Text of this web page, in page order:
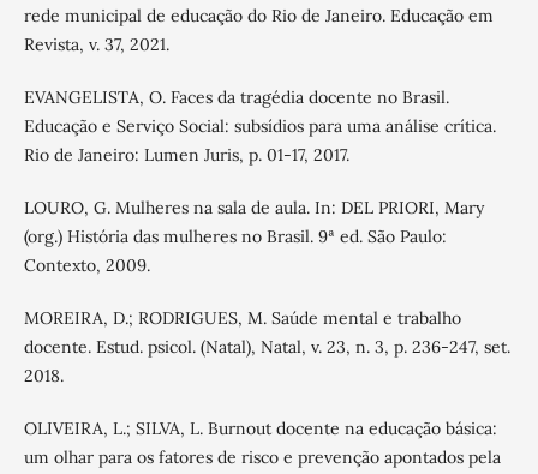
rede municipal de educação do Rio de Janeiro. Educação em
Revista, v. 37, 2021.
EVANGELISTA, O. Faces da tragédia docente no Brasil.
Educação e Serviço Social: subsídios para uma análise crítica.
Rio de Janeiro: Lumen Juris, p. 01-17, 2017.
LOURO, G. Mulheres na sala de aula. In: DEL PRIORI, Mary
(org.) História das mulheres no Brasil. 9ª ed. São Paulo:
Contexto, 2009.
MOREIRA, D.; RODRIGUES, M. Saúde mental e trabalho
docente. Estud. psicol. (Natal), Natal, v. 23, n. 3, p. 236-247, set.
2018.
OLIVEIRA, L.; SILVA, L. Burnout docente na educação básica:
um olhar para os fatores de risco e prevenção apontados pela